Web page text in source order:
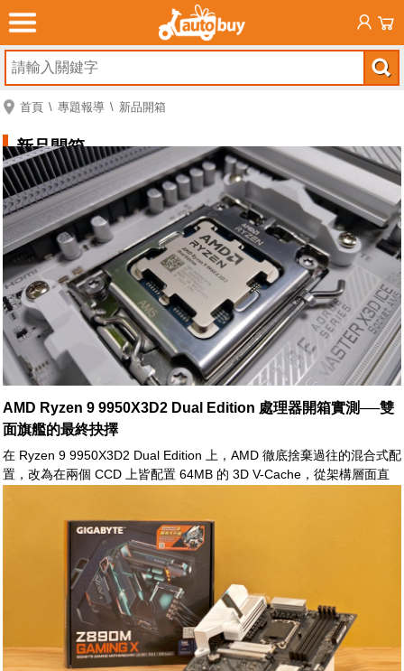
首頁 專題報導 新品開箱
新品開箱
AMD Ryzen 9 9950X3D2 Dual Edition 處理器開箱實測──雙
面旗艦的最終抉擇
在 Ryzen 9 9950X3D2 Dual Edition 上，AMD 徹底捨棄過往的混合式配
置，改為在兩個 CCD 上皆配置 64MB 的 3D V-Cache，從架構層面直
10%，進一步鞏固其在高階桌上型處理器市場的競爭優勢